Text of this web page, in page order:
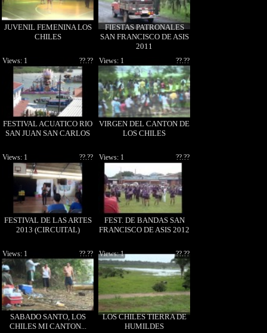
JUVENIL FEMENINA LOS
CHILES
FIESTAS PATRONALES
SAN FRANCISCO DE ASIS
2011
FESTIVAL ACUATICO RIO
SAN JUAN SAN CARLOS
??.??
Views: 1
VIRGEN DEL CANTON DE
LOS CHILES
??.??
Views: 1
FESTIVAL DE LAS ARTES
2013 (CIRCUITAL)
??.??
Views: 1
FEST. DE BANDAS SAN
FRANCISCO DE ASIS 2012
??.??
Views: 1
SABADO SANTO, LOS
CHILES MI CANTON...
??.??
Views: 1
LOS CHILES TIERRA DE
HUMILDES
??.??
Views: 1